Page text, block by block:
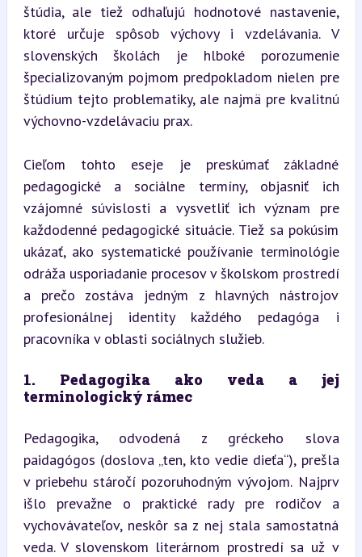
štúdia, ale tiež odhaľujú hodnotové nastavenie,
ktoré určuje spôsob výchovy i vzdelávania. V
slovenských školách je hlboké porozumenie
špecializovaným pojmom predpokladom nielen pre
štúdium tejto problematiky, ale najmä pre kvalitnú
výchovno-vzdelávaciu prax.
Cieľom tohto eseje je preskúmať základné
pedagogické a sociálne termíny, objasniť ich
vzájomné súvislosti a vysvetliť ich význam pre
každodenné pedagogické situácie. Tiež sa pokúsim
ukázať, ako systematické používanie terminológie
odráža usporiadanie procesov v školskom prostredí
a prečo zostáva jedným z hlavných nástrojov
profesionálnej identity každého pedagóga i
pracovníka v oblasti sociálnych služieb.
1. Pedagogika ako veda a jej
terminologický rámec
Pedagogika, odvodená z gréckeho slova
paidagógos (doslova „ten, kto vedie dieťa“), prešla
v priebehu stáročí pozoruhodným vývojom. Najprv
išlo prevažne o praktické rady pre rodičov a
vychovávateľov, neskôr sa z nej stala samostatná
veda. V slovenskom literárnom prostredí sa už v